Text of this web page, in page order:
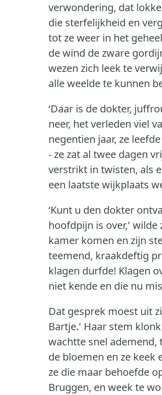
verwondering, dat
die sterfelijkheid en
tot ze weer in het
de wind de zware
wezen zich leek te
alle weelde te kunnen
‘Daar is de dokter,
neer, het verleden viel
negentien jaar, ze
- ze zat al twee dagen
verstrikt in twisten, als
een laatste wijkplaats
‘Kunt u den dokter
hoofdpijn is over,' wilde
kamer komen en zijn
teemend, kraakdeftig
klagen durfde! Klagen
niet kende en die nu
Dat gesprek moest uit
Bartje.' Haar stem
wachtte snel ademend,
de bloemen en ze keek
ze die maar behoefde
Bruggen, en week te